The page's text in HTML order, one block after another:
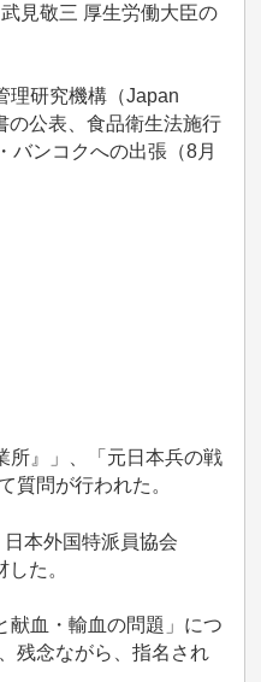
見敬三 厚生労働大臣の
理研究機構（Japan
の公表、食品衛生法施行
バンコクへの出張（8月
所』」、「元日本兵の戦
質問が行われた。
本外国特派員協会
た。
血・輸血の問題」につ
残念ながら、指名され